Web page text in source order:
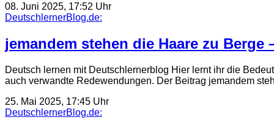
08. Juni 2025, 17:52 Uhr
DeutschlernerBlog.de:
jemandem stehen die Haare zu
Deutsch lernen mit Deutschlernerblog Hier lernt ihr die
auch verwandte Redewendungen. Der Beitrag jemandem
25. Mai 2025, 17:45 Uhr
DeutschlernerBlog.de: